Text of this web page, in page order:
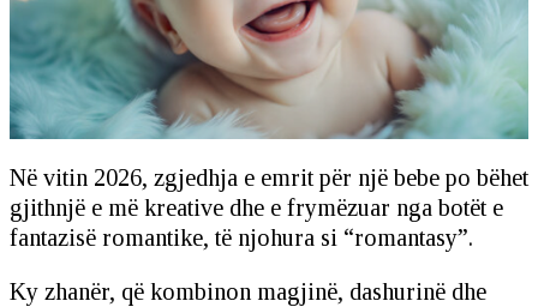
Në vitin 2026, zgjedhja e emrit për një bebe po bëhet
gjithnjë e më kreative dhe e frymëzuar nga botët e
fantazisë romantike, të njohura si “romantasy”.
Ky zhanër, që kombinon magjinë, dashurinë dhe